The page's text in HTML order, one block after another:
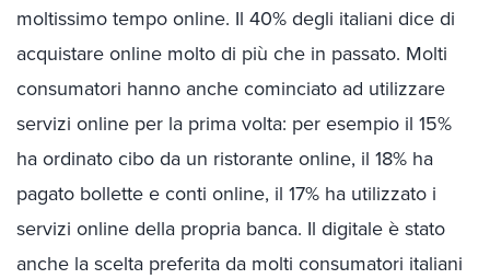
moltissimo tempo online. Il 40% degli italiani dice di
acquistare online molto di più che in passato. Molti
consumatori hanno anche cominciato ad utilizzare
servizi online per la prima volta: per esempio il 15%
ha ordinato cibo da un ristorante online, il 18% ha
pagato bollette e conti online, il 17% ha utilizzato i
servizi online della propria banca. Il digitale è stato
anche la scelta preferita da molti consumatori italiani